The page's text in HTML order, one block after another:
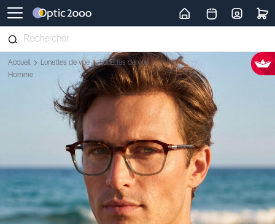
Retour vers la page d'accueil
Accueil Lunettes de vue
Lunettes de vue
Homme